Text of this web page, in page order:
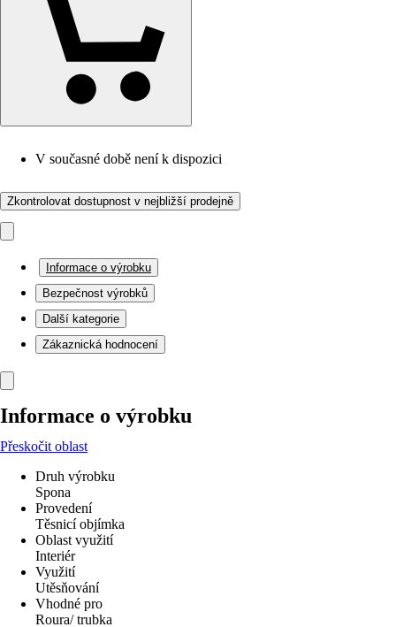
V současné době není k dispozici
Zkontrolovat dostupnost v nejbližší prodejně
Informace o výrobku
Bezpečnost výrobků
Další kategorie
Zákaznická hodnocení
Informace o výrobku
Přeskočit oblast
Druh výrobku
Spona
Provedení
Těsnicí objímka
Oblast využití
Interiér
Využití
Utěsňování
Vhodné pro
Roura/ trubka